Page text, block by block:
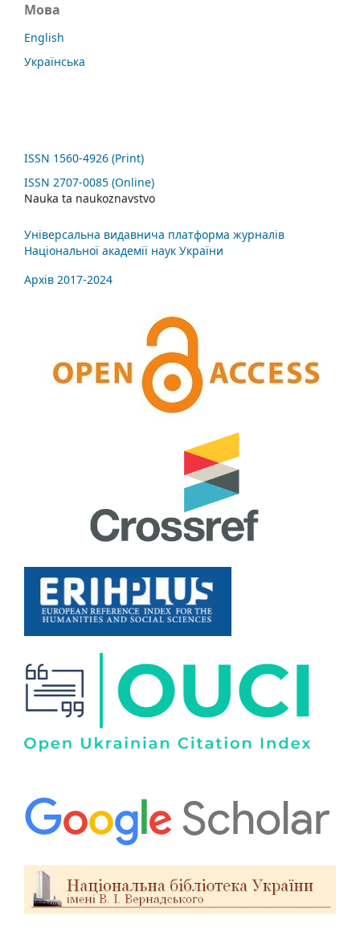
Мова
English
Українська
ISSN 1560-4926 (Print)
ISSN 2707-0085 (Online)
Nauka ta naukoznavstvo
Універсальна видавнича платформа журналів
Національної академії наук України
Архів 2017-2024